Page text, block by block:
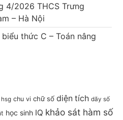
4/2026 THCS Trưng
– Hà Nội
thức C – Toán nâng
chu vi chữ số diện tích dãy số
học sinh IQ khảo sát hàm số